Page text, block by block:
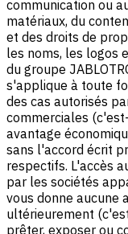
communication ou
matériaux, du
et des droits de
les noms, les logos
du groupe
s'applique à toute
des cas autorisés
commerciales
avantage
sans l'accord écrit
respectifs. L'accès
par les sociétés
vous donne aucune
ultérieurement
prêter, exposer ou